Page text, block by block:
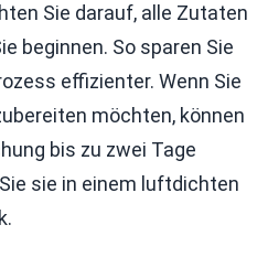
Sie darauf, alle Zutaten
beginnen. So sparen Sie
effizienter. Wenn Sie
möchten, können
bis zu zwei Tage
sie in einem luftdichten